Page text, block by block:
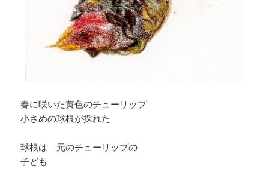
春に咲いた黄色のチューリップ
小さめの球根が採れた
球根は 元のチューリップの
子ども